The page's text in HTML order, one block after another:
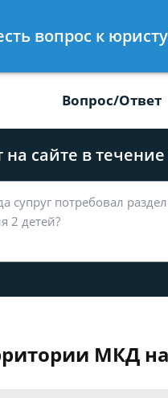
Вопрос/Ответ
сайте в
МКД
вопрос к